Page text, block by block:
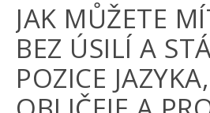
JAK MŮŽETE
BEZ ÚSILÍ A
POZICE